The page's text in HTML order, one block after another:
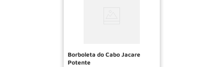
Borboleta do Cabo Jacare
Potente